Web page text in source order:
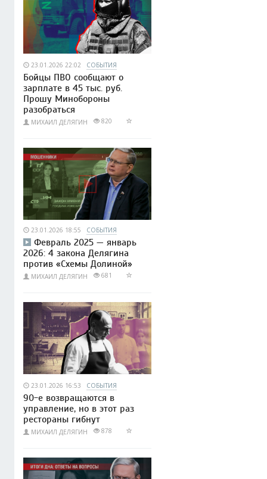
23.01.2026 22:02 СОБЫТИЯ
Бойцы ПВО сообщают о
зарплате в 45 тыс. руб.
Прошу Минобороны
разобраться
МИХАИЛ ДЕЛЯГИН 820
23.01.2026 18:55 СОБЫТИЯ
Февраль 2025 — январь
2026: 4 закона Делягина
против «Схемы Долиной»
МИХАИЛ ДЕЛЯГИН 681
23.01.2026 16:53 СОБЫТИЯ
90-е возвращаются в
управление, но в этот раз
рестораны гибнут
МИХАИЛ ДЕЛЯГИН 878